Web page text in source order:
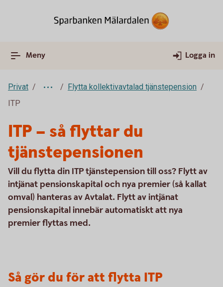
Meny Logga in
Privat
Flytta kollektivavtalad tjänstepension
ITP
ITP – så flyttar du
tjänstepensionen
Vill du flytta din ITP tjänstepension till oss? Flytt av
intjänat pensionskapital och nya premier (så kallat
omval) hanteras av Avtalat. Flytt av intjänat
pensionskapital innebär automatiskt att nya
premier flyttas med.
Så gör du för att flytta ITP